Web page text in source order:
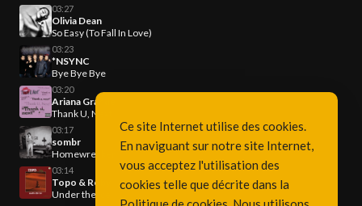
03:27
Olivia Dean
So Easy (To Fall In Love)
03:23
*NSYNC
Bye Bye Bye
03:20
Ariana Grande
Thank U, Next
03:17
sombr
Homewrecker
03:14
Topo & Roby
Under the Ice
Ce site Internet utilise des cookies.
En naviguant sur notre site Internet,
vous acceptez l'utilisation des
cookies telle que décrite dans la